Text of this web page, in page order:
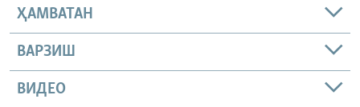
ҲАМВАТАН
ВАРЗИШ
ВИДЕО